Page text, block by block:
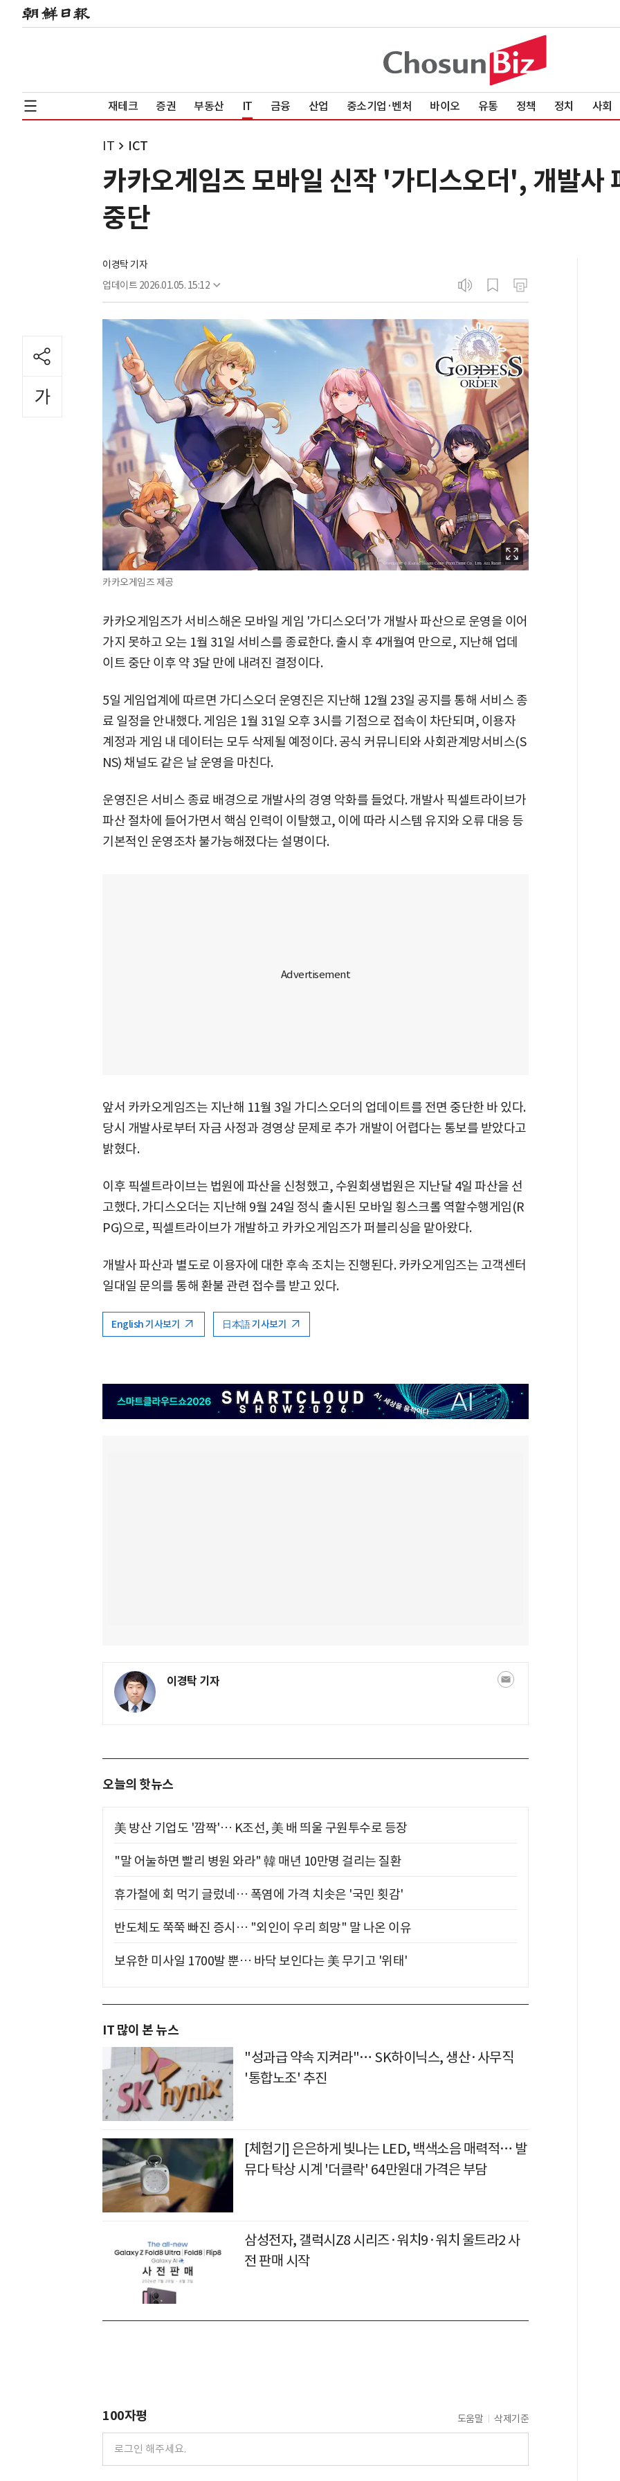
재테크 증권 부동산 IT 금융 산업 중소기업·벤처 바이오 유통 정책 정치 사회
IT ICT
카카오게임즈 모바일 신작 '가디스오더', 개발사
중단
이경탁 기자
업데이트 2026.01.05. 15:12
카카오게임즈 제공
카카오게임즈가 서비스해온 모바일 게임 '가디스오더'가 개발사 파산으로 운영을 이어
가지 못하고 오는 1월 31일 서비스를 종료한다. 출시 후 4개월여 만으로, 지난해 업데
이트 중단 이후 약 3달 만에 내려진 결정이다.
5일 게임업계에 따르면 가디스오더 운영진은 지난해 12월 23일 공지를 통해 서비스 종
료 일정을 안내했다. 게임은 1월 31일 오후 3시를 기점으로 접속이 차단되며, 이용자
계정과 게임 내 데이터는 모두 삭제될 예정이다. 공식 커뮤니티와 사회관계망서비스(S
NS) 채널도 같은 날 운영을 마친다.
운영진은 서비스 종료 배경으로 개발사의 경영 악화를 들었다. 개발사 픽셀트라이브가
파산 절차에 들어가면서 핵심 인력이 이탈했고, 이에 따라 시스템 유지와 오류 대응 등
기본적인 운영조차 불가능해졌다는 설명이다.
앞서 카카오게임즈는 지난해 11월 3일 가디스오더의 업데이트를 전면 중단한 바 있다.
당시 개발사로부터 자금 사정과 경영상 문제로 추가 개발이 어렵다는 통보를 받았다고
밝혔다.
이후 픽셀트라이브는 법원에 파산을 신청했고, 수원회생법원은 지난달 4일 파산을 선
고했다. 가디스오더는 지난해 9월 24일 정식 출시된 모바일 횡스크롤 역할수행게임(R
PG)으로, 픽셀트라이브가 개발하고 카카오게임즈가 퍼블리싱을 맡아왔다.
개발사 파산과 별도로 이용자에 대한 후속 조치는 진행된다. 카카오게임즈는 고객센터
일대일 문의를 통해 환불 관련 접수를 받고 있다.
English 기사보기 日本語 기사보기
이경탁 기자
오늘의 핫뉴스
美 방산 기업도 '깜짝'… K조선, 美 배 띄울 구원투수로 등장
"말 어눌하면 빨리 병원 와라" 韓 매년 10만명 걸리는 질환
휴가철에 회 먹기 글렀네… 폭염에 가격 치솟은 '국민 횟감'
반도체도 쭉쭉 빠진 증시… "외인이 우리 희망" 말 나온 이유
보유한 미사일 1700발 뿐… 바닥 보인다는 美 무기고 '위태'
IT 많이 본 뉴스
"성과급 약속 지켜라"… SK하이닉스, 생산·사무직
'통합노조' 추진
[체험기] 은은하게 빛나는 LED, 백색소음 매력적… 발
뮤다 탁상 시계 '더클락' 64만원대 가격은 부담
삼성전자, 갤럭시Z8 시리즈·워치9·워치 울트라2 사
전 판매 시작
100자평 도움말 삭제기준